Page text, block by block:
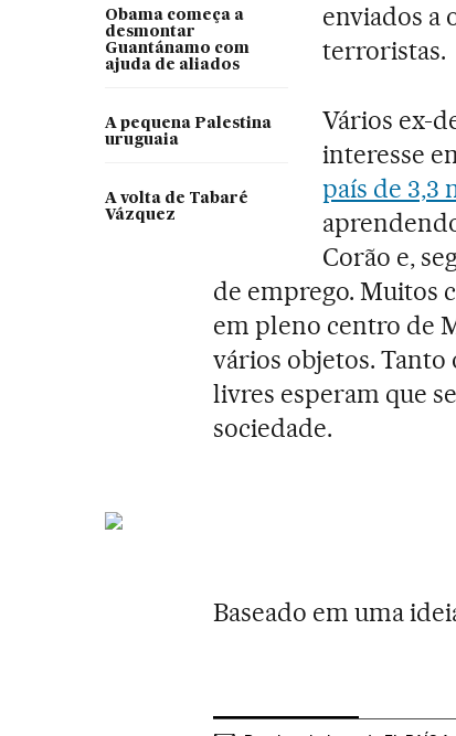
Obama começa a
desmontar
Guantánamo com
ajuda de aliados
A pequena Palestina
uruguaia
A volta de Tabaré
Vázquez
enviados a
terroristas.
Vários ex-
interesse
país de 3,3
Corão e,
de emprego. Muitos
em pleno centro de
vários objetos. Tanto
livres esperam que
sociedade.
Baseado em uma